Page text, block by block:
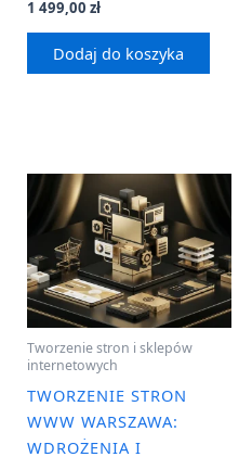
1 499,00 zł
Dodaj do koszyka
Tworzenie stron i sklepów
internetowych
TWORZENIE STRON
WWW WARSZAWA:
WDROŻENIA I